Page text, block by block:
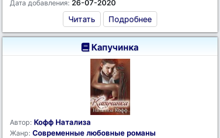
Дата добавления: 26-07-2020
Читать Подробнее
Капучинка
Автор: Кофф Натализа
Жанр: Современные любовные романы